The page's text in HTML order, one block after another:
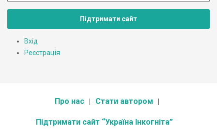
Підтримати сайт
Вхід
Реєстрація
Про нас Стати автором
Підтримати сайт “Україна Інкогніта”